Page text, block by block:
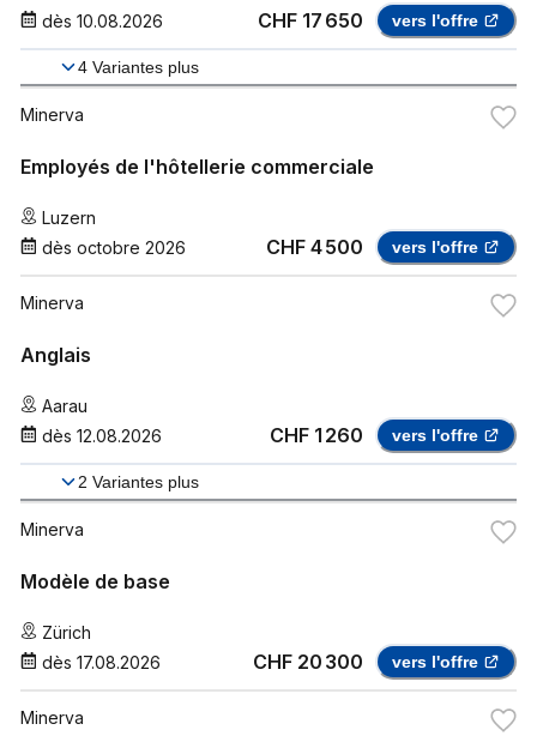
dès 10.08.2026 CHF 17 650 vers l'offre
4 Variantes plus
Minerva
Employés de l'hôtellerie commerciale
Luzern
dès octobre 2026 CHF 4 500 vers l'offre
Minerva
Anglais
Aarau
dès 12.08.2026 CHF 1 260 vers l'offre
2 Variantes plus
Minerva
Modèle de base
Zürich
dès 17.08.2026 CHF 20 300 vers l'offre
Minerva